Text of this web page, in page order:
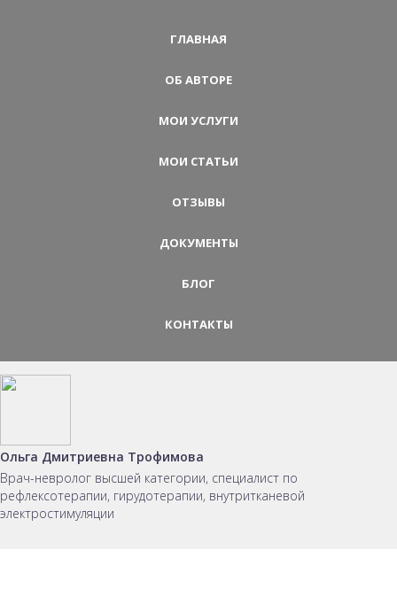
ГЛАВНАЯ
ОБ АВТОРЕ
МОИ УСЛУГИ
МОИ СТАТЬИ
ОТЗЫВЫ
ДОКУМЕНТЫ
БЛОГ
КОНТАКТЫ
Ольга Дмитриевна Трофимова
Врач-невролог высшей категории, специалист по
рефлексотерапии, гирудотерапии, внутритканевой
электростимуляции